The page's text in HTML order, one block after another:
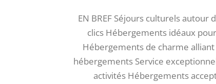
EN BREF Séjours culturels
clics Hébergements idéaux
Hébergements de charme
hébergements Service
activités Hébergements